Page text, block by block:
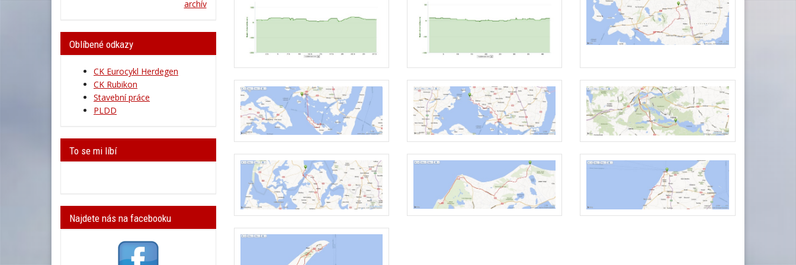
archív
Oblíbené odkazy
CK Eurocykl Herdegen
CK Rubikon
Stavební práce
PLDD
To se mi líbí
Najdete nás na facebooku